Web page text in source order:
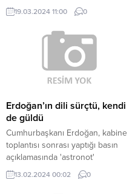
Türkiye, yeni yerel yöneticilerini
seçmek için 31 Mart 2024 Pazar
günü sandık başına gidecek.
Yüksek Seçim Kurulu (YSK),
seçimde kayıtlı seçmen sayısını 61
milyon 441 bin 882 olarak
belirledi. YSK’nın verilerine göre,
bin 610 genç bu seçimde ilk kez
oy kullanacak.
19.03.2024 11:00 0
Erdoğan’ın dili sürçtü, kendi
de güldü
Cumhurbaşkanı Erdoğan, kabine
toplantısı sonrası yaptığı basın
açıklamasında 'astronot'
kelimesini telaffuz ederken dili
sürçtü.
13.02.2024 00:02 0